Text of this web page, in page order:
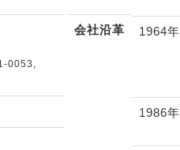
0053,
会社沿革 1964年
1986年